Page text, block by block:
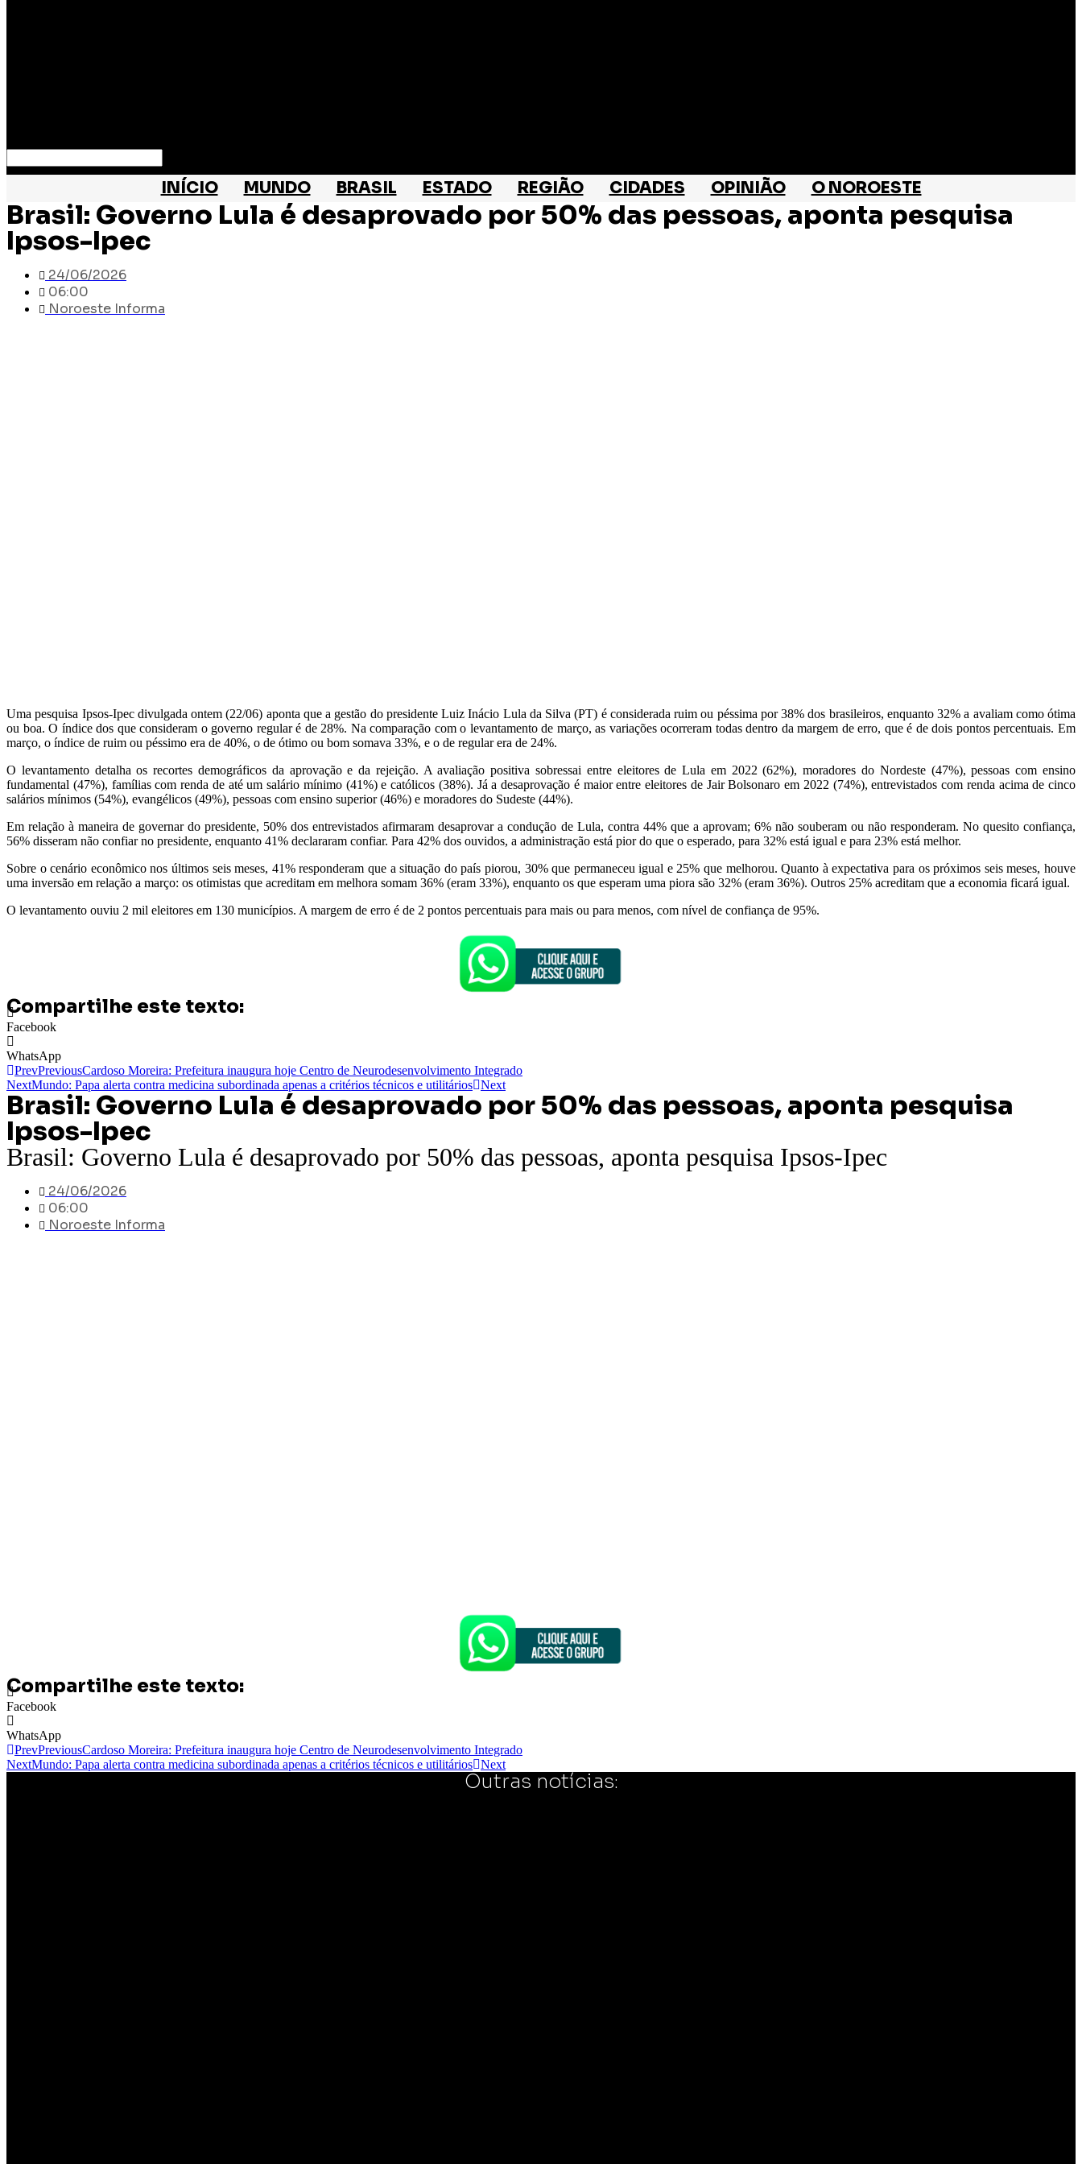
INÍCIO MUNDO BRASIL ESTADO REGIÃO CIDADES OPINIÃO O NOROESTE
Brasil: Governo Lula é desaprovado por 50% das pessoas, aponta pesquisa
Ipsos-Ipec
24/06/2026
06:00
Noroeste Informa
Uma pesquisa Ipsos-Ipec divulgada ontem (22/06) aponta que a gestão do presidente Luiz Inácio Lula da Silva (PT) é considerada ruim ou péssima por 38% dos brasileiros, enquanto 32% a avaliam como ótima
ou boa. O índice dos que consideram o governo regular é de 28%. Na comparação com o levantamento de março, as variações ocorreram todas dentro da margem de erro, que é de dois pontos percentuais. Em
março, o índice de ruim ou péssimo era de 40%, o de ótimo ou bom somava 33%, e o de regular era de 24%.
O levantamento detalha os recortes demográficos da aprovação e da rejeição. A avaliação positiva sobressai entre eleitores de Lula em 2022 (62%), moradores do Nordeste (47%), pessoas com ensino
fundamental (47%), famílias com renda de até um salário mínimo (41%) e católicos (38%). Já a desaprovação é maior entre eleitores de Jair Bolsonaro em 2022 (74%), entrevistados com renda acima de cinco
salários mínimos (54%), evangélicos (49%), pessoas com ensino superior (46%) e moradores do Sudeste (44%).
Em relação à maneira de governar do presidente, 50% dos entrevistados afirmaram desaprovar a condução de Lula, contra 44% que a aprovam; 6% não souberam ou não responderam. No quesito confiança,
56% disseram não confiar no presidente, enquanto 41% declararam confiar. Para 42% dos ouvidos, a administração está pior do que o esperado, para 32% está igual e para 23% está melhor.
Sobre o cenário econômico nos últimos seis meses, 41% responderam que a situação do país piorou, 30% que permaneceu igual e 25% que melhorou. Quanto à expectativa para os próximos seis meses, houve
uma inversão em relação a março: os otimistas que acreditam em melhora somam 36% (eram 33%), enquanto os que esperam uma piora são 32% (eram 36%). Outros 25% acreditam que a economia ficará igual.
O levantamento ouviu 2 mil eleitores em 130 municípios. A margem de erro é de 2 pontos percentuais para mais ou para menos, com nível de confiança de 95%.
Compartilhe este texto:
Facebook
WhatsApp
PrevPreviousCardoso Moreira: Prefeitura inaugura hoje Centro de Neurodesenvolvimento Integrado
NextMundo: Papa alerta contra medicina subordinada apenas a critérios técnicos e utilitários Next
Brasil: Governo Lula é desaprovado por 50% das pessoas, aponta pesquisa
Ipsos-Ipec
Brasil: Governo Lula é desaprovado por 50% das pessoas, aponta pesquisa Ipsos-Ipec
24/06/2026
06:00
Noroeste Informa
Compartilhe este texto:
Facebook
WhatsApp
PrevPreviousCardoso Moreira: Prefeitura inaugura hoje Centro de Neurodesenvolvimento Integrado
NextMundo: Papa alerta contra medicina subordinada apenas a critérios técnicos e utilitários Next
Outras notícias: